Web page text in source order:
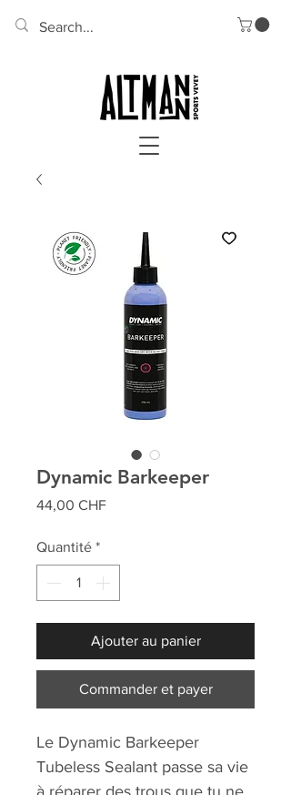
Dynamic Barkeeper
44,00 CHFPrix
Quantité *
Ajouter au panier
Commander et payer
Le Dynamic Barkeeper
Tubeless Sealant passe sa vie
à réparer des trous que tu ne